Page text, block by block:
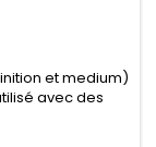
et medium)
avec des
125 au choix.